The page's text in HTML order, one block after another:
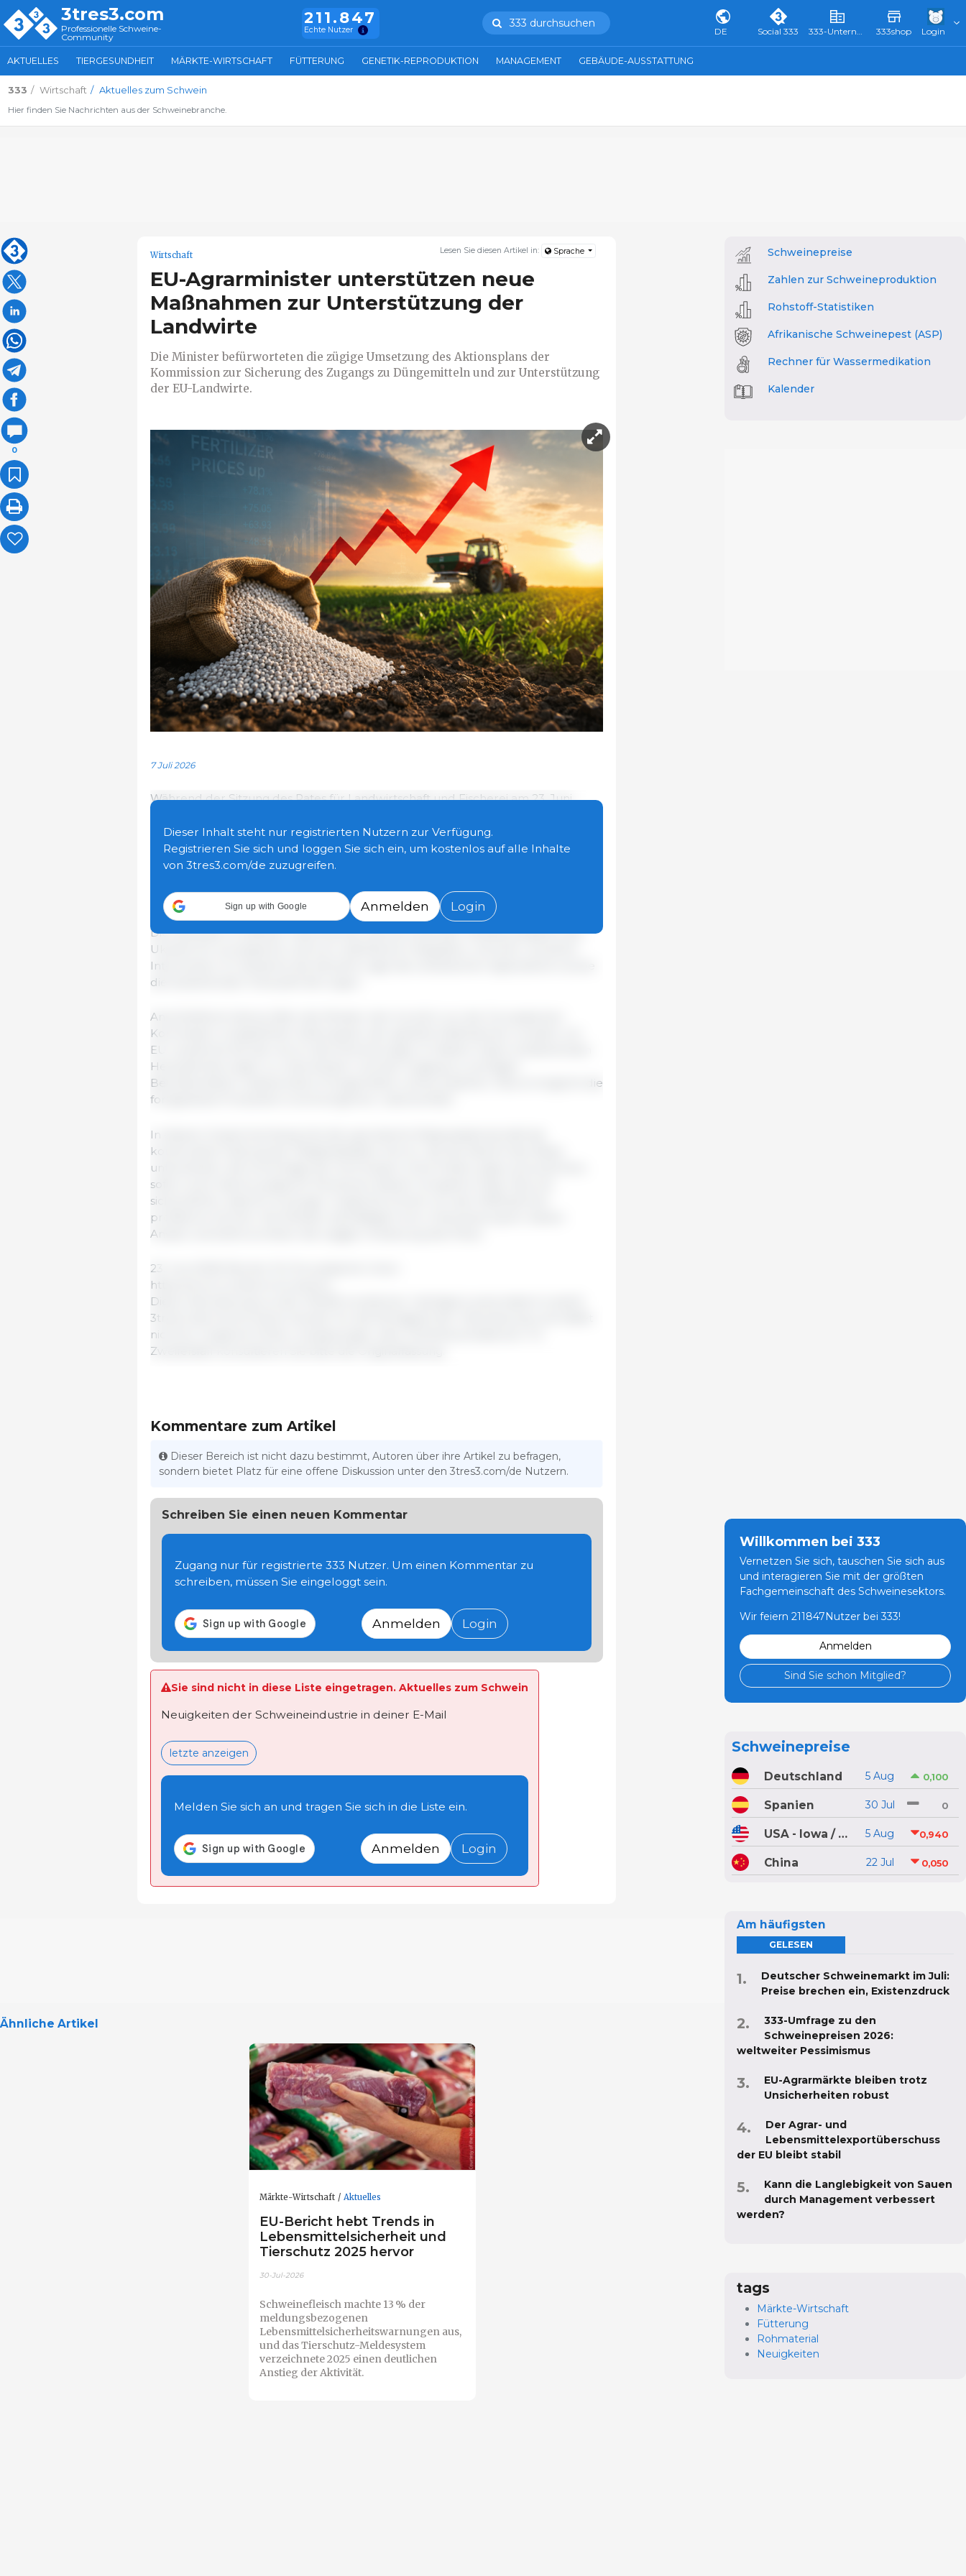
3tres3.com
Professionelle Schweine-
Community
211.847
Echte Nutzer
333 durchsuchen
DE Social 333 333-Unternehmensverzeichnis & Führer 333shop Login
AKTUELLES TIERGESUNDHEIT MÄRKTE-WIRTSCHAFT FÜTTERUNG GENETIK-REPRODUKTION MANAGEMENT GEBÄUDE-AUSSTATTUNG
333 Wirtschaft Aktuelles zum Schwein
Hier finden Sie Nachrichten aus der Schweinebranche.
0
Lesen Sie diesen Artikel in: Sprache
Wirtschaft
EU-Agrarminister unterstützen neue
Maßnahmen zur Unterstützung der
Landwirte
Die Minister befürworteten die zügige Umsetzung des Aktionsplans der
Kommission zur Sicherung des Zugangs zu Düngemitteln und zur Unterstützung
der EU-Landwirte.
7 Juli 2026
Während der Sitzung des Rates für Landwirtschaft und Fischerei am 23. Juni
Hintergrund des Kriegs in der Ukraine, geopolitischer Entwicklungen,
klimabedingter Risiken und Herausforderungen im Bereich der Tiergesundheit.
All diese Faktoren belasten weiterhin die Einkommen der Landwirte und
Vertrieb.
Die Diskussion eröffnete Taras Kachka, stellvertretender Ministerpräsident der
Ukraine für europäische und euro-atlantische Integration, mit einer virtuellen
Intervention. Er skizzierte die aktuelle Lage des ukrainischen Agrarsektors sowie
die bestehenden Herausforderungen.
Anschließend überprüften die Minister den kürzlich von der Europäischen
Kommission vorgestellten Aktionsplan, der gezielte Maßnahmen vorsieht, um
EU-Landwirte bei den durch die Entwicklungen im Nahen Osten entstehenden
Herausforderungen zu unterstützen und den Zugang zu wichtigen
Betriebsmitteln, insbesondere Düngemitteln, sicherzustellen. Dies ermöglicht die
fortgesetzte Produktion erschwinglicher Lebensmittel.
In diesem Zusammenhang hob die zypriotische Ratspräsidentschaft die
konstruktive Haltung der Mitgliedstaaten hervor, die die Absicht des Rates
unterstützen, die Vorschläge der Kommission ohne Änderungen anzunehmen,
sofern auch das Europäische Parlament diesem Vorgehen folgt. Dies soll
sicherstellen, dass EU-Erzeuger möglichst schnell von den Maßnahmen
profitieren können. Die Minister bekräftigten ihre Unterstützung für diesen
Ansatz und befürworteten die zügige Umsetzung des Plans.
23. Juni 2026/ Rat der EU/ Europäische Union.
https://www.consilium.europa.eu
Diese Übersetzung wurde mithilfe künstlicher Intelligenz automatisch erstellt.
3tres3 übernimmt keine Gewähr für die Richtigkeit der Übersetzung und haftet
nicht für mögliche Fehler, Auslassungen oder Fehlinterpretationen. Im
Zweifelsfall konsultieren Sie bitte die Originalfassung.
Dieser Inhalt steht nur registrierten Nutzern zur Verfügung.
Registrieren Sie sich und loggen Sie sich ein, um kostenlos auf alle Inhalte
von 3tres3.com/de zuzugreifen.
Sign up with Google Anmelden Login
Kommentare zum Artikel
Dieser Bereich ist nicht dazu bestimmt, Autoren über ihre Artikel zu befragen,
sondern bietet Platz für eine offene Diskussion unter den 3tres3.com/de Nutzern.
Schreiben Sie einen neuen Kommentar
Zugang nur für registrierte 333 Nutzer. Um einen Kommentar zu
schreiben, müssen Sie eingeloggt sein.
Anmelden Login
Sie sind nicht in diese Liste eingetragen. Aktuelles zum Schwein
Neuigkeiten der Schweineindustrie in deiner E-Mail
letzte anzeigen
Melden Sie sich an und tragen Sie sich in die Liste ein.
Anmelden Login
Ähnliche Artikel
Märkte-Wirtschaft Aktuelles
EU-Bericht hebt Trends in
Lebensmittelsicherheit und
Tierschutz 2025 hervor
30-Jul-2026
Schweinefleisch machte 13 % der
meldungsbezogenen
Lebensmittelsicherheitswarnungen aus,
und das Tierschutz-Meldesystem
verzeichnete 2025 einen deutlichen
Anstieg der Aktivität.
Schweinepreise
Zahlen zur Schweineproduktion
Rohstoff-Statistiken
Afrikanische Schweinepest (ASP)
Rechner für Wassermedikation
Kalender
Willkommen bei 333
Vernetzen Sie sich, tauschen Sie sich aus
und interagieren Sie mit der größten
Fachgemeinschaft des Schweinesektors.
Wir feiern 211847Nutzer bei 333!
Anmelden
Sind Sie schon Mitglied?
Schweinepreise
Deutschland 5 Aug 0,100
Spanien 30 Jul 0
USA - Iowa / Minnesota 5 Aug 0,940
China 22 Jul 0,050
Am häufigsten
GELESEN
Deutscher Schweinemarkt im Juli:
Preise brechen ein, Existenzdruck
333-Umfrage zu den
Schweinepreisen 2026:
weltweiter Pessimismus
EU-Agrarmärkte bleiben trotz
Unsicherheiten robust
Der Agrar- und
Lebensmittelexportüberschuss
der EU bleibt stabil
Kann die Langlebigkeit von Sauen
durch Management verbessert
werden?
tags
Märkte-Wirtschaft
Fütterung
Rohmaterial
Neuigkeiten